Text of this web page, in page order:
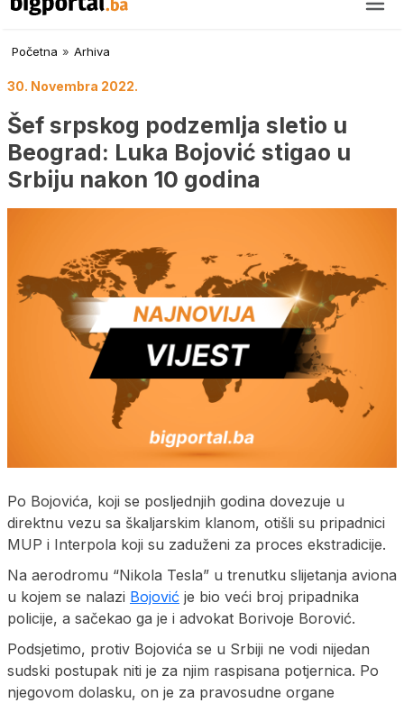
Početna » Arhiva
30. Novembra 2022.
Šef srpskog podzemlja sletio u
Beograd: Luka Bojović stigao u
Srbiju nakon 10 godina
Po Bojovića, koji se posljednjih godina dovezuje u
direktnu vezu sa škaljarskim klanom, otišli su pripadnici
MUP i Interpola koji su zaduženi za proces ekstradicije.
Na aerodromu “Nikola Tesla” u trenutku slijetanja aviona
u kojem se nalazi Bojović je bio veći broj pripadnika
policije, a sačekao ga je i advokat Borivoje Borović.
Podsjetimo, protiv Bojovića se u Srbiji ne vodi nijedan
sudski postupak niti je za njim raspisana potjernica. Po
njegovom dolasku, on je za pravosudne organe